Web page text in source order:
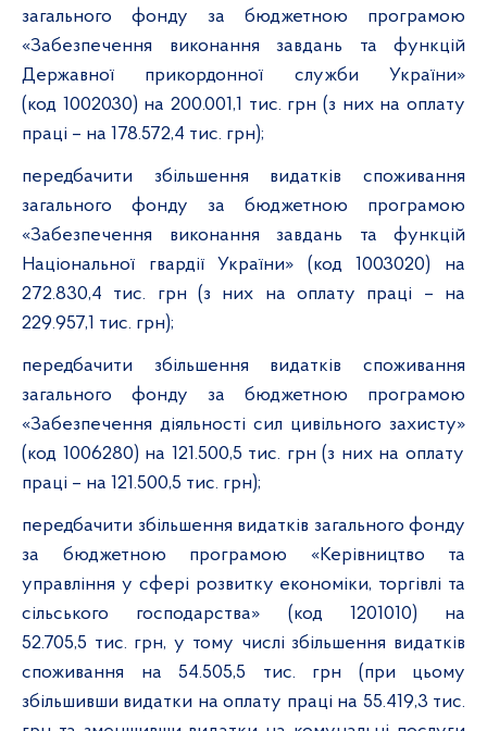
загального фонду за бюджетною програмою
«Забезпечення виконання завдань та функцій
Державної прикордонної служби України»
(код 1002030) на 200.001,1 тис. грн (з них на оплату
праці – на 178.572,4 тис. грн);
передбачити збільшення видатків споживання
загального фонду за бюджетною програмою
«Забезпечення виконання завдань та функцій
Національної гвардії України» (код1003020) на
272.830,4
тис. грн (з них на оплату праці – на
229.957,1 тис. грн);
передбачити збільшення видатків споживання
загального фонду за бюджетною програмою
«Забезпечення діяльності сил цивільного захисту»
(код 1006280) на 121.500,5 тис. грн (з них на оплату
праці – на 121.500,5 тис. грн);
передбачити збільшення видатків загального фонду
за бюджетною програмою «Керівництво та
управління у сфері розвитку економіки, торгівлі та
сільського господарства» (код 1201010) на
52.705,5 тис. грн, у тому числі збільшення видатків
споживання на 54.505,5 тис. грн (при цьому
збільшивши видатки на оплату праці на 55.419,3 тис.